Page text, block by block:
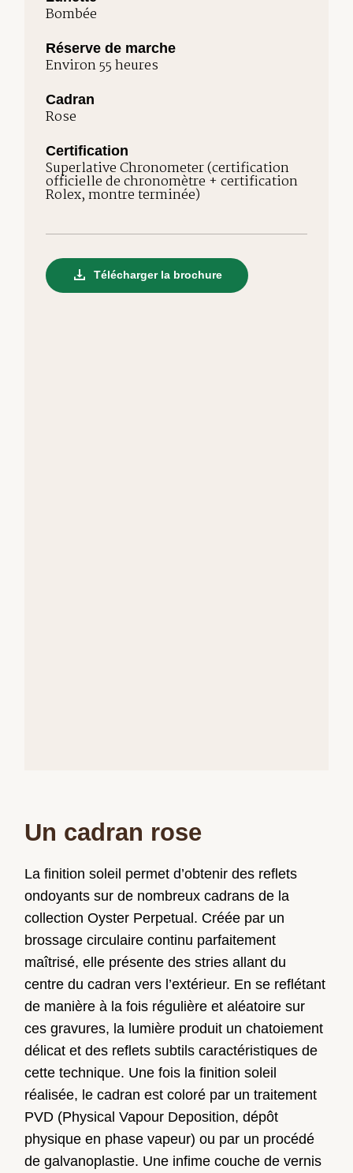
Bombée
Réserve de marche
Environ 55 heures
Cadran
Rose
Certification
Superlative Chronometer (certification
officielle de chronomètre + certification
Rolex, montre terminée)
Télécharger la brochure
Un cadran rose
La finition soleil permet d’obtenir des reflets
ondoyants sur de nombreux cadrans de la
collection Oyster Perpetual. Créée par un
brossage circulaire continu parfaitement
maîtrisé, elle présente des stries allant du
centre du cadran vers l’extérieur. En se reflétant
de manière à la fois régulière et aléatoire sur
ces gravures, la lumière produit un chatoiement
délicat et des reflets subtils caractéristiques de
cette technique. Une fois la finition soleil
réalisée, le cadran est coloré par un traitement
PVD (Physical Vapour Deposition, dépôt
physique en phase vapeur) ou par un procédé
de galvanoplastie. Une infime couche de vernis